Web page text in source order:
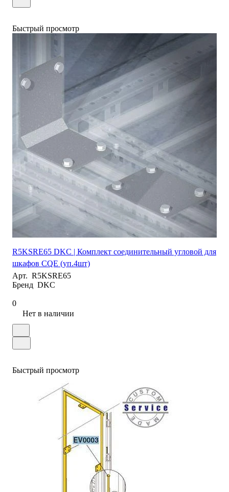
Быстрый просмотр
R5KSRE65 DKC | Комплект соединительный угловой для
шкафов CQE (уп.4шт)
Арт. R5KSRE65
Бренд DKC
0
Нет в наличии
Быстрый просмотр